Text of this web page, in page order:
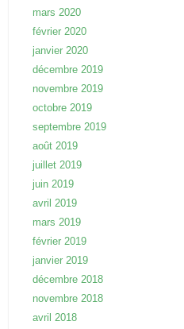
mars 2020
février 2020
janvier 2020
décembre 2019
novembre 2019
octobre 2019
septembre 2019
août 2019
juillet 2019
juin 2019
avril 2019
mars 2019
février 2019
janvier 2019
décembre 2018
novembre 2018
avril 2018